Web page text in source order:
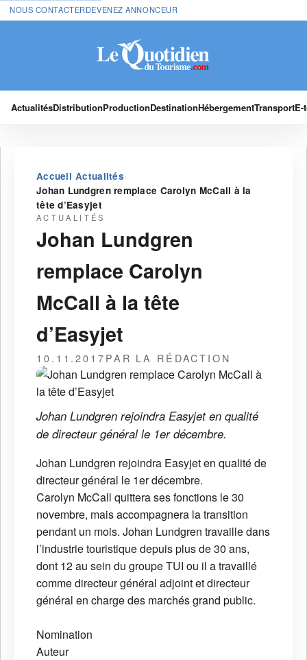
NOUS CONTACTERDEVENEZ ANNONCEUR
ActualitésDistributionProductionDestinationHébergementTransport
Accueil›Actualités›
Johan Lundgren remplace Carolyn McCall à la
tête d’Easyjet
ACTUALITÉS
Johan Lundgren
remplace Carolyn
McCall à la tête
d’Easyjet
10.11.2017PAR LA RÉDACTION
Johan Lundgren rejoindra Easyjet en qualité
de directeur général le 1er décembre.
Johan Lundgren rejoindra Easyjet en qualité de
directeur général le 1er décembre.
Carolyn McCall quittera ses fonctions le 30
novembre, mais accompagnera la transition
pendant un mois. Johan Lundgren travaille dans
l’industrie touristique depuis plus de 30 ans,
dont 12 au sein du groupe TUI ou il a travaillé
comme directeur général adjoint et directeur
général en charge des marchés grand public.
Nomination
Auteur